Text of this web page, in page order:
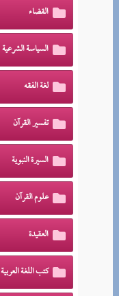
القضاء
السياسة الشرعية
لغة الفقه
تفسير القرآن
السيرة النبوية
علوم القرآن
العقيدة
كتب اللغة العربية